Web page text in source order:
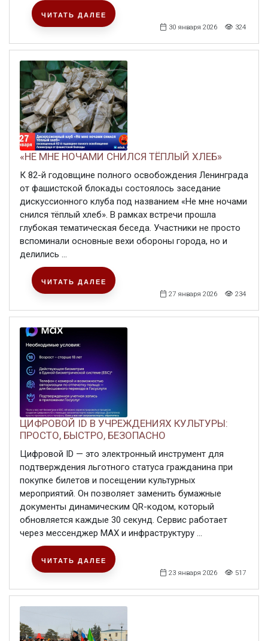
30 января 2026 324
ЧИТАТЬ ДАЛЕЕ
«НЕ МНЕ НОЧАМИ СНИЛСЯ ТЁПЛЫЙ ХЛЕБ»
К 82-й годовщине полного освобождения Ленинграда
от фашистской блокады состоялось заседание
дискуссионного клуба под названием «Не мне ночами
снился тёплый хлеб». В рамках встречи прошла
глубокая тематическая беседа. Участники не просто
вспоминали основные вехи обороны города, но и
делились ...
27 января 2026 234
ЧИТАТЬ ДАЛЕЕ
ЦИФРОВОЙ ID В УЧРЕЖДЕНИЯХ КУЛЬТУРЫ:
ПРОСТО, БЫСТРО, БЕЗОПАСНО
Цифровой ID — это электронный инструмент для
подтверждения льготного статуса гражданина при
покупке билетов и посещении культурных
мероприятий. Он позволяет заменить бумажные
документы динамическим QR-кодом, который
обновляется каждые 30 секунд. Сервис работает
через мессенджер MAX и инфраструктуру ...
23 января 2026 517
ЧИТАТЬ ДАЛЕЕ